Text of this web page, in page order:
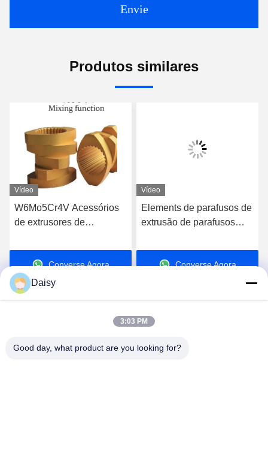
Envie
Produtos similares
Vídeo
W6Mo5Cr4V Acessórios
de extrusores de
Elementos de parafusos
Elementos de fios
industriais
Converse Agora
Vídeo
Elements de parafusos de
extrusão de parafusos
extrusão de alta qualidade
Converse Agora
Nanjing Henglande Machinery Technology Co.,
Daisy
3:03 PM
Good day, what product are you looking for?